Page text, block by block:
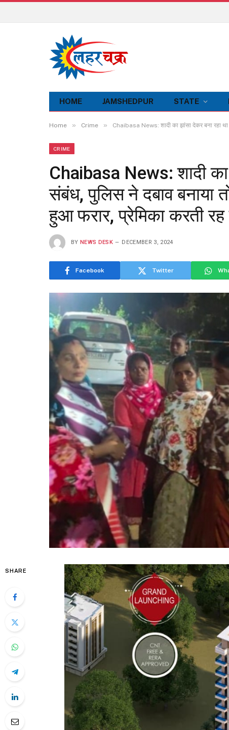
HOME JAMSHEDPUR STATE
Home » Crime » Chaibasa News: शादी का झांसा देकर बना रहा था
CRIME
Chaibasa News: शादी का
संबंध, पुलिस ने दबाव बनाया
हुआ फरार, प्रेमिका करती
BY NEWS DESK DECEMBER 3, 2024
Facebook Twitter
SHARE